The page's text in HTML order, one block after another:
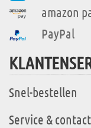
amazon
PayPal
Snel-bestellen
Service & contact